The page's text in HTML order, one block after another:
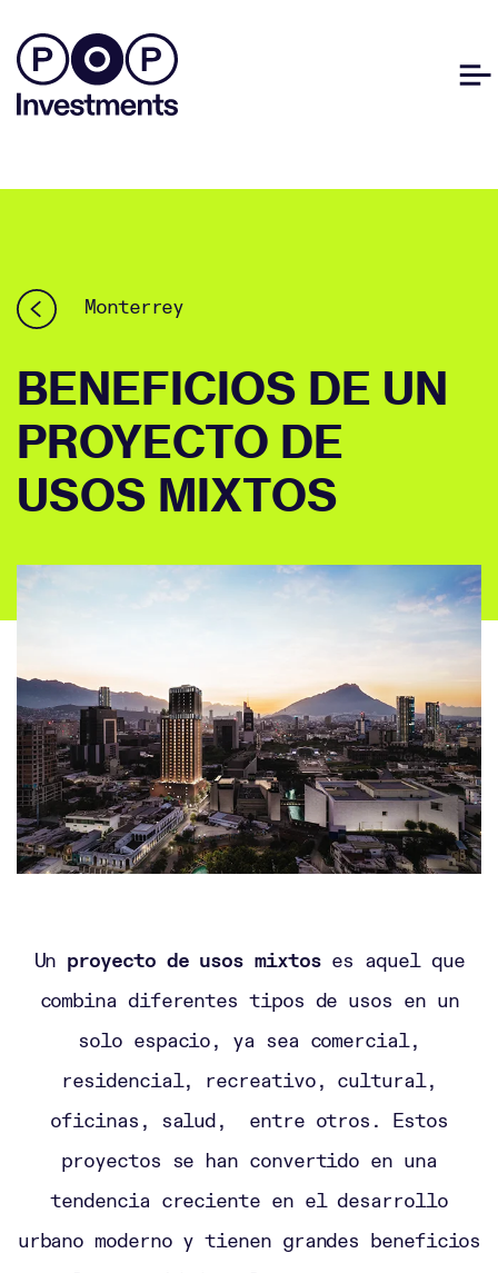
Monterrey
BENEFICIOS DE UN
PROYECTO DE
USOS MIXTOS
Un proyecto de usos mixtoses aquel que
combina diferentes tipos de usos en un
solo espacio, ya sea comercial,
residencial, recreativo, cultural,
oficinas, salud, entre otros. Estos
proyectos se han convertido en una
tendencia creciente en el desarrollo
urbano moderno y tienen grandes beneficios